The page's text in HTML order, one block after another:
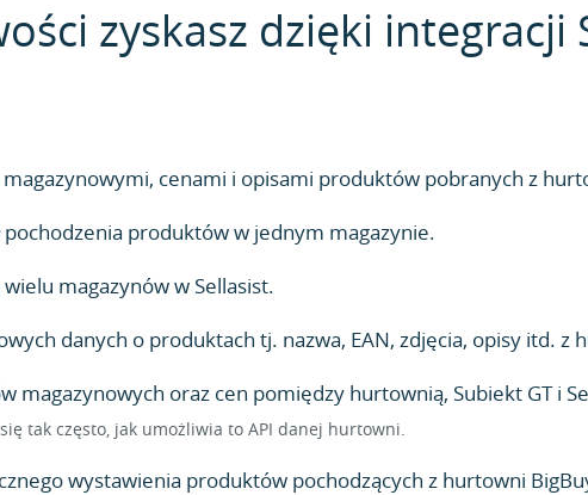
zyskasz dzięki integracji
cenami i opisami produktów pobranych z
pochodzenia produktów w jednym magazynie.
magazynów w Sellasist.
danych o produktach tj. nazwa, EAN, zdjęcia, opisy itd. z
magazynowych oraz cen pomiędzy hurtownią, Subiekt GT i
tak często, jak umożliwia to API danej hurtowni.
wystawienia produktów pochodzących z hurtowni